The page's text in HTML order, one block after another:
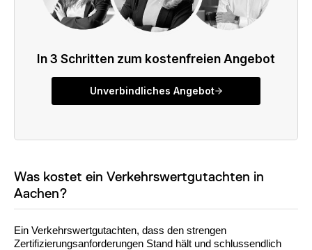
Was kostet ein Verkehrswertgutachten in
Aachen?
Ein Verkehrswertgutachten, dass den strengen
Zertifizierungsanforderungen Stand hält und schlussendlich